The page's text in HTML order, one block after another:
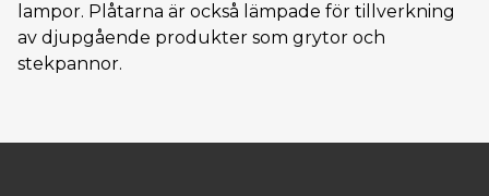
lampor. Plåtarna är också lämpade för tillverkning
av djupgående produkter som grytor och
stekpannor.